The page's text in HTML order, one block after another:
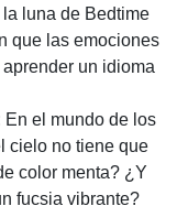
luna de Bedtime
que las emociones
un idioma
En el mundo de los
cielo no tiene que
color menta? ¿Y
fucsia vibrante?